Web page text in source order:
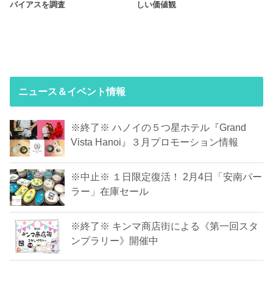
バイアスを調査
しい価値観
ニュース＆イベント情報
※終了※ ハノイの５つ星ホテル『Grand
Vista Hanoi』３月プロモーション情報
※中止※ １日限定復活！ 2月4日「安南パー
ラー」在庫セール
※終了※ キンマ商店街による《第一回スタ
ンプラリー》開催中